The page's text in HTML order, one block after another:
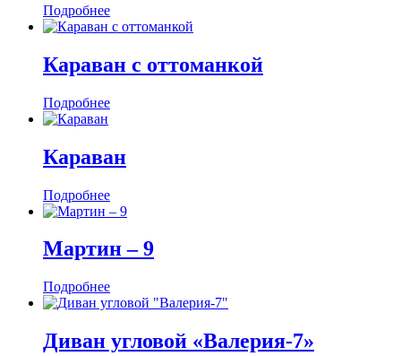
Подробнее
Караван с оттоманкой
Подробнее
Караван
Подробнее
Мартин ‒ 9
Подробнее
Диван угловой «Валерия-7»